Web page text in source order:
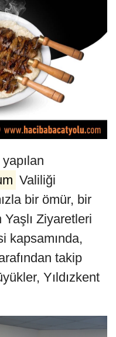
Valiliği
bir ömür, bir
Ziyaretleri
kapsamında,
takip
Yıldızkent